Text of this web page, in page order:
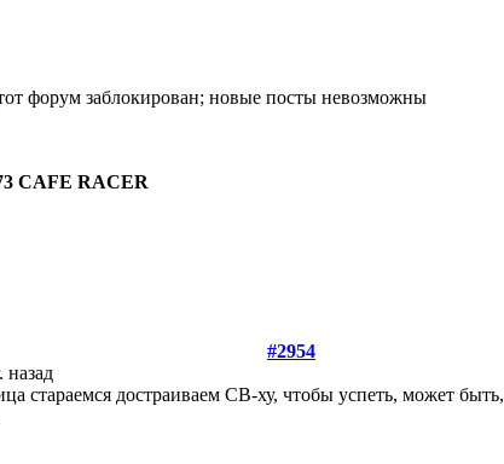
CAFE RACER
#2954
назад
достраиваем СВ-ху, чтобы успеть, может быть,